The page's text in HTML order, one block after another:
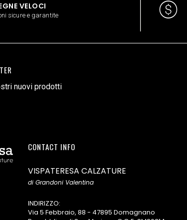
VELOCI
sicure e garantite
nuovi prodotti
CONTACT INFO
VISPATERESA CALZATURE
di Grandoni Valentina
INDIRIZZO:
Via 5 Febbraio, 88 - 47895 Domagnano